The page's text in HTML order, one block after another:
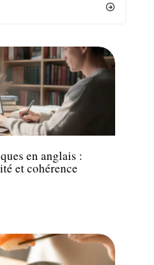
en anglais :
et cohérence